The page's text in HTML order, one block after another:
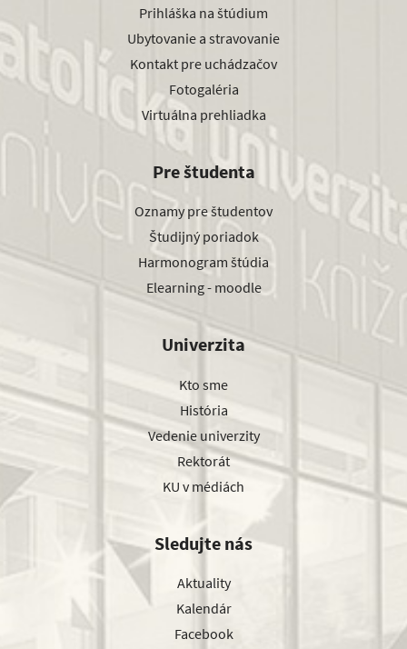
Prihláška na štúdium
Ubytovanie a stravovanie
Kontakt pre uchádzačov
Fotogaléria
Virtuálna prehliadka
Pre študenta
Oznamy pre študentov
Študijný poriadok
Harmonogram štúdia
Elearning - moodle
Univerzita
Kto sme
História
Vedenie univerzity
Rektorát
KU v médiách
Sledujte nás
Aktuality
Kalendár
Facebook